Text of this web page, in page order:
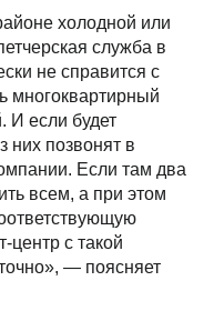
холодной или
служба в
не справится с
многоквартирный
И если будет
них позвонят в
Если там два
всем, а при этом
центр с такой
— поясняет